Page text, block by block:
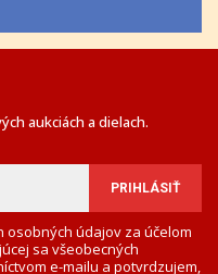
aukciách a dielach.
osobných údajov za účelom
sa všeobecných
e-mailu a potvrdzujem,